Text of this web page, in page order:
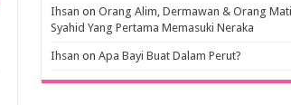
Ihsan on Orang Alim, Dermawan & Orang Mati
Syahid Yang Pertama Memasuki Neraka
Ihsan on Apa Bayi Buat Dalam Perut?